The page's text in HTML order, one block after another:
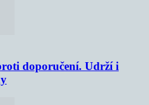
doporučení. Udrží i